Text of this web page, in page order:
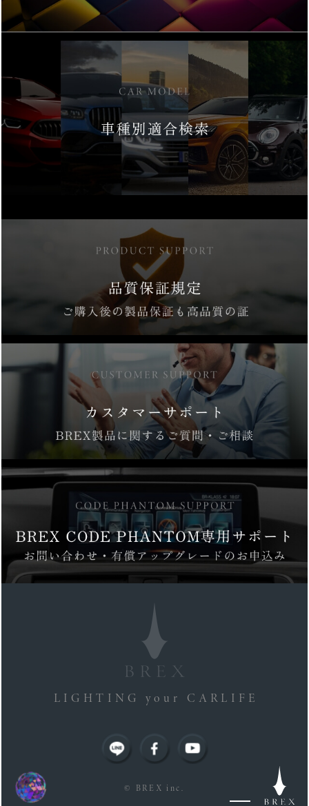
LIGHTING your CARLIFE
© BREX inc.